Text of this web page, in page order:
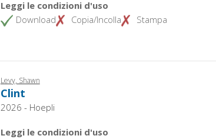
Leggi le condizioni d'uso
Download
Copia/Incolla Stampa
Levy, Shawn
Clint
2026 - Hoepli
Leggi le condizioni d'uso